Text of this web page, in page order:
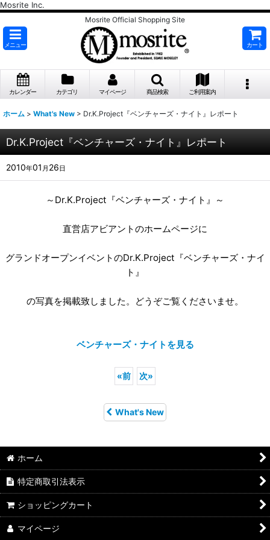
Mosrite Inc.
Mosrite Official Shopping Site
メニュー カート
カレンダー カテゴリ マイページ 商品検索 ご利用案内
ホーム > What's New > Dr.K.Project『ベンチャーズ・ナイト』レポート
Dr.K.Project『ベンチャーズ・ナイト』レポート
2010年01 月 26日
～Dr.K.Project『ベンチャーズ・ナイト』～
直営店アビアントのホームページに
グランドオープンイベントのDr.K.Project『ベンチャーズ・ナイ
ト』
の写真を掲載致しました。どうぞご覧くださいませ。
ベンチャーズ・ナイトを見る
«前 次»
What's New
ホーム
特定商取引法表示
ショッピングカート
マイページ